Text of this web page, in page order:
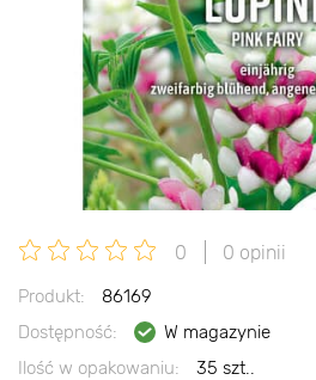
0 0 opinii
Produkt:
86169
Dostępność:
W magazynie
Ilość w opakowaniu:
35 szt..